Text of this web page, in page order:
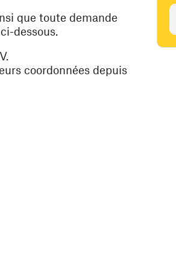
que toute demande
dessous.
coordonnées depuis